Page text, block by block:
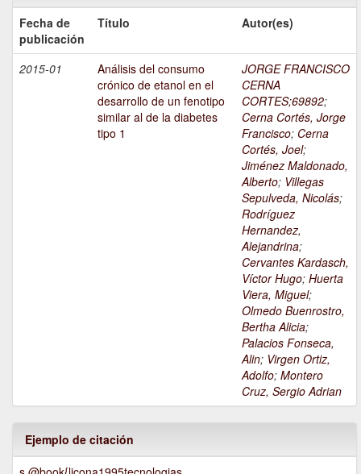
Fecha de
publicación
Título Autor(es)
2015-01
Análisis del consumo
crónico de etanol en el
desarrollo de un fenotipo
similar al de la diabetes
tipo 1
JORGE FRANCISCO
CERNA
CORTES;69892;
Cerna Cortés, Jorge
Francisco; Cerna
Cortés, Joel;
Jiménez Maldonado,
Alberto; Villegas
Sepulveda, Nicolás;
Rodríguez
Hernandez,
Alejandrina;
Cervantes Kardasch,
Víctor Hugo; Huerta
Viera, Miguel;
Olmedo Buenrostro,
Bertha Alicia;
Palacios Fonseca,
Alin; Virgen Ortiz,
Adolfo; Montero
Cruz, Sergio Adrian
Ejemplo de citación